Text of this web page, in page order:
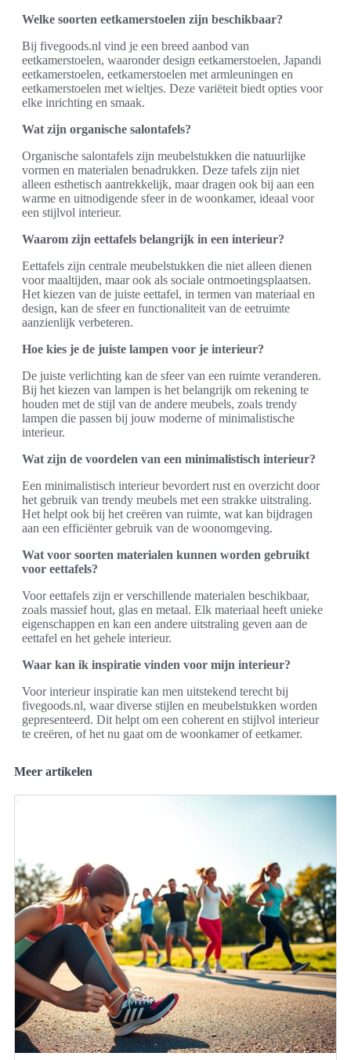
Welke soorten eetkamerstoelen zijn beschikbaar?
Bij fivegoods.nl vind je een breed aanbod van
eetkamerstoelen, waaronder design eetkamerstoelen, Japandi
eetkamerstoelen, eetkamerstoelen met armleuningen en
eetkamerstoelen met wieltjes. Deze variëteit biedt opties voor
elke inrichting en smaak.
Wat zijn organische salontafels?
Organische salontafels zijn meubelstukken die natuurlijke
vormen en materialen benadrukken. Deze tafels zijn niet
alleen esthetisch aantrekkelijk, maar dragen ook bij aan een
warme en uitnodigende sfeer in de woonkamer, ideaal voor
een stijlvol interieur.
Waarom zijn eettafels belangrijk in een interieur?
Eettafels zijn centrale meubelstukken die niet alleen dienen
voor maaltijden, maar ook als sociale ontmoetingsplaatsen.
Het kiezen van de juiste eettafel, in termen van materiaal en
design, kan de sfeer en functionaliteit van de eetruimte
aanzienlijk verbeteren.
Hoe kies je de juiste lampen voor je interieur?
De juiste verlichting kan de sfeer van een ruimte veranderen.
Bij het kiezen van lampen is het belangrijk om rekening te
houden met de stijl van de andere meubels, zoals trendy
lampen die passen bij jouw moderne of minimalistische
interieur.
Wat zijn de voordelen van een minimalistisch interieur?
Een minimalistisch interieur bevordert rust en overzicht door
het gebruik van trendy meubels met een strakke uitstraling.
Het helpt ook bij het creëren van ruimte, wat kan bijdragen
aan een efficiënter gebruik van de woonomgeving.
Wat voor soorten materialen kunnen worden gebruikt
voor eettafels?
Voor eettafels zijn er verschillende materialen beschikbaar,
zoals massief hout, glas en metaal. Elk materiaal heeft unieke
eigenschappen en kan een andere uitstraling geven aan de
eettafel en het gehele interieur.
Waar kan ik inspiratie vinden voor mijn interieur?
Voor interieur inspiratie kan men uitstekend terecht bij
fivegoods.nl, waar diverse stijlen en meubelstukken worden
gepresenteerd. Dit helpt om een coherent en stijlvol interieur
te creëren, of het nu gaat om de woonkamer of eetkamer.
Meer artikelen